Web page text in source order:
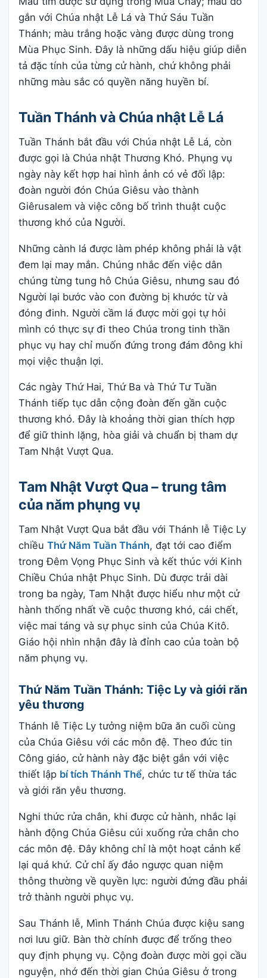
gắn với Chúa nhật Lễ Lá và Thứ Sáu Tuần
Thánh; màu trắng hoặc vàng được dùng trong
Mùa Phục Sinh. Đây là những dấu hiệu giúp diễn
tả đặc tính của từng cử hành, chứ không phải
những màu sắc có quyền năng huyền bí.
Tuần Thánh và Chúa nhật Lễ Lá
Tuần Thánh bắt đầu với Chúa nhật Lễ Lá, còn
được gọi là Chúa nhật Thương Khó. Phụng vụ
ngày này kết hợp hai hình ảnh có vẻ đối lập:
đoàn người đón Chúa Giêsu vào thành
Giêrusalem và việc công bố trình thuật cuộc
thương khó của Người.
Những cành lá được làm phép không phải là vật
đem lại may mắn. Chúng nhắc đến việc dân
chúng từng tung hô Chúa Giêsu, nhưng sau đó
Người lại bước vào con đường bị khước từ và
đóng đinh. Người cầm lá được mời gọi tự hỏi
mình có thực sự đi theo Chúa trong tinh thần
phục vụ hay chỉ muốn đứng trong đám đông khi
mọi việc thuận lợi.
Các ngày Thứ Hai, Thứ Ba và Thứ Tư Tuần
Thánh tiếp tục dẫn cộng đoàn đến gần cuộc
thương khó. Đây là khoảng thời gian thích hợp
để giữ thinh lặng, hòa giải và chuẩn bị tham dự
Tam Nhật Vượt Qua.
Tam Nhật Vượt Qua – trung tâm
của năm phụng vụ
Tam Nhật Vượt Qua bắt đầu với Thánh lễ Tiệc Ly
chiều Thứ Năm Tuần Thánh, đạt tới cao điểm
trong Đêm Vọng Phục Sinh và kết thúc với Kinh
Chiều Chúa nhật Phục Sinh. Dù được trải dài
trong ba ngày, Tam Nhật được hiểu như một cử
hành thống nhất về cuộc thương khó, cái chết,
việc mai táng và sự phục sinh của Chúa Kitô.
Giáo hội nhìn nhận đây là đỉnh cao của toàn bộ
năm phụng vụ.
Thứ Năm Tuần Thánh: Tiệc Ly và giới răn
yêu thương
Thánh lễ Tiệc Ly tưởng niệm bữa ăn cuối cùng
của Chúa Giêsu với các môn đệ. Theo đức tin
Công giáo, cử hành này đặc biệt gắn với việc
thiết lập bí tích Thánh Thể, chức tư tế thừa tác
và giới răn yêu thương.
Nghi thức rửa chân, khi được cử hành, nhắc lại
hành động Chúa Giêsu cúi xuống rửa chân cho
các môn đệ. Đây không chỉ là một hoạt cảnh kể
lại quá khứ. Cử chỉ ấy đảo ngược quan niệm
thông thường về quyền lực: người đứng đầu phải
trở thành người phục vụ.
Sau Thánh lễ, Mình Thánh Chúa được kiệu sang
nơi lưu giữ. Bàn thờ chính được để trống theo
quy định phụng vụ. Cộng đoàn được mời gọi cầu
nguyện, nhớ đến thời gian Chúa Giêsu ở trong